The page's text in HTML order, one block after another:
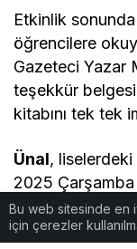
Etkinlik sonunda
öğrencilere
Gazeteci Yazar
teşekkür
kitabını tek tek
Ünal,
2025 Çarşamba
Anadolu
Bu web sitesinde en
için çerezler